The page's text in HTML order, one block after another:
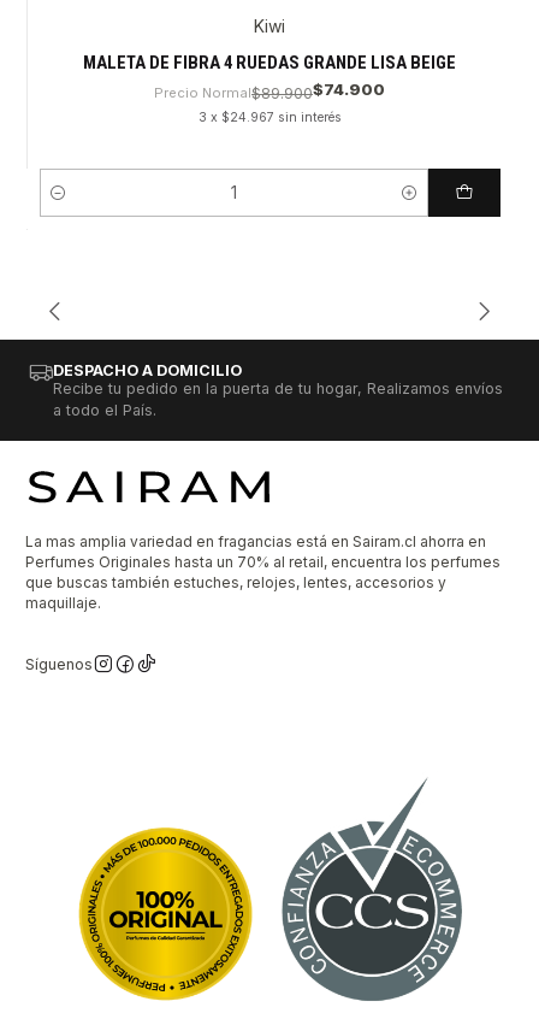
Kiwi
MALETA DE FIBRA 4 RUEDAS GRANDE LISA BEIGE
Precio Normal$89.900$74.900
3 x $24.967 sin interés
Cantidad
DESPACHO A DOMICILIO
Recibe tu pedido en la puerta de tu hogar, Realizamos envíos
a todo el País.
La mas amplia variedad en fragancias está en Sairam.cl ahorra en
Perfumes Originales hasta un 70% al retail, encuentra los perfumes
que buscas también estuches, relojes, lentes, accesorios y
maquillaje.
Síguenos